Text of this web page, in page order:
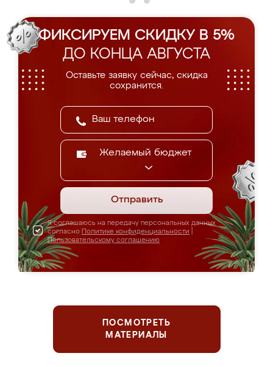
ФИКСИРУЕМ СКИДКУ В 5%
ДО КОНЦА АВГУСТА
Оставьте заявку сейчас, скидка
сохранится.
Желаемый бюджет
Отправить
Я соглашаюсь на передачу персональных данных
согласно Политике конфиденциальности
Пользовательскому соглашению
ПОСМОТРЕТЬ
МАТЕРИАЛЫ